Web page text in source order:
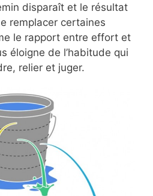
disparaît et le résultat
remplacer certaines
le rapport entre effort et
éloigne de l’habitude qui
relier et juger.